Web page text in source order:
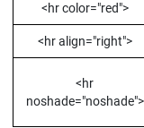
<hr color="red">
<hr align="right">
<hr
noshade="noshade">